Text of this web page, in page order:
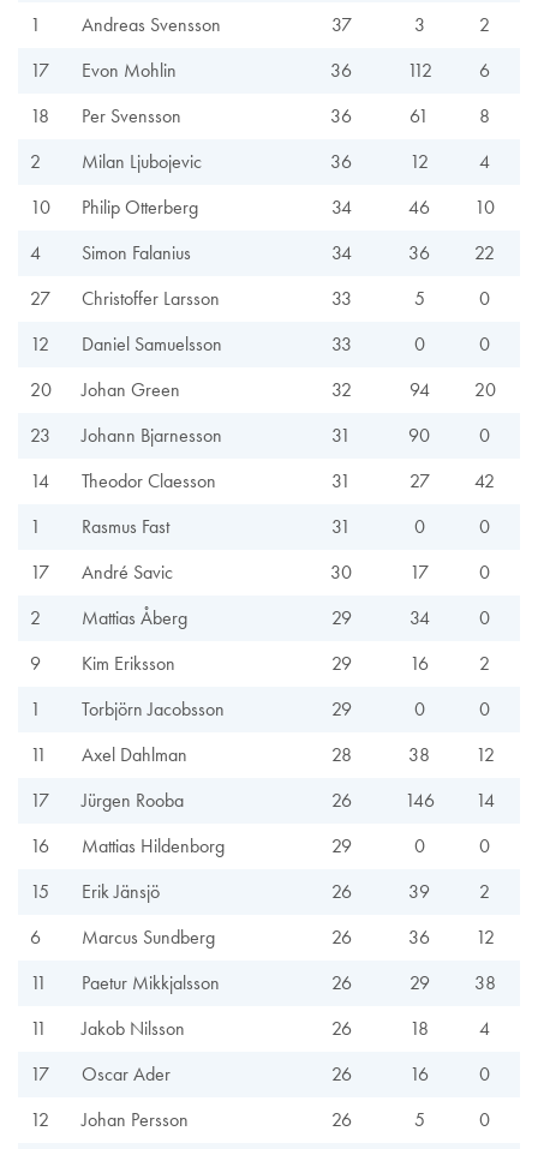
1
Andreas Svensson 37 3
2
17
Evon Mohlin 36 112
6
18
Per Svensson 36 61
8
2
Milan Ljubojevic 36 12
4
10
Philip Otterberg 34 46
10
4
Simon Falanius 34 36
22
27
Christoffer Larsson 33 5
0
12
Daniel Samuelsson 33 0
0
20
Johan Green 32 94
20
23
Johann Bjarnesson 31 90
0
14
Theodor Claesson 31 27
42
1
Rasmus Fast 31 0
0
17
André Savic 30 17
0
2
Mattias Åberg 29 34
0
9
Kim Eriksson 29 16
2
1
Torbjörn Jacobsson 29 0
0
11
Axel Dahlman 28 38
12
17
Jürgen Rooba 26 146
14
16
Mattias Hildenborg 29 0
0
15
Erik Jänsjö 26 39
2
6
Marcus Sundberg 26 36
12
11
Paetur Mikkjalsson 26 29
38
11
Jakob Nilsson 26 18
4
17
Oscar Ader 26 16
0
12
Johan Persson 26 5
0